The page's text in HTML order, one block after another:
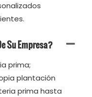
Su Empresa?
prima;
plantación
prima hasta